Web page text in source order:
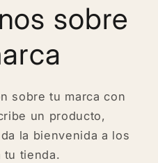
sobre
sobre tu marca con
un producto,
la bienvenida a los
tu tienda.